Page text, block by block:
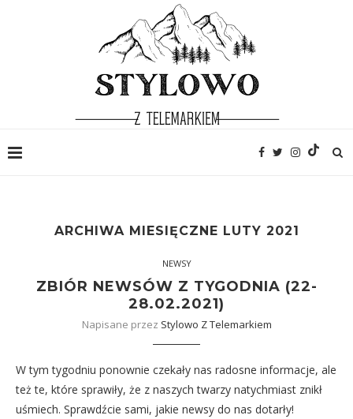
ARCHIWA MIESIĘCZNE LUTY 2021
NEWSY
ZBIÓR NEWSÓW Z TYGODNIA (22-
28.02.2021)
Napisane przez Stylowo Z Telemarkiem
W tym tygodniu ponownie czekały nas radosne informacje, ale
też te, które sprawiły, że z naszych twarzy natychmiast znikł
uśmiech. Sprawdźcie sami, jakie newsy do nas dotarły!